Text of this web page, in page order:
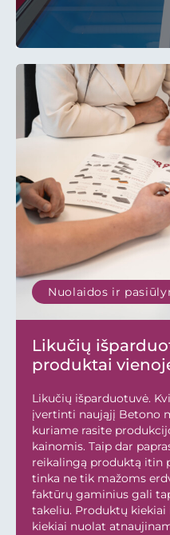
Nuolaidos ir
Likučių
produktai
Likučių išparduotuvė.
įvertinti naująjį Betono
kuriame rasite
kainomis. Taip dar
reikalingą produktą itin
tinka ne tik mažoms
faktūrų gaminius gali
takeliu. Produktų
kiekiai nuolat